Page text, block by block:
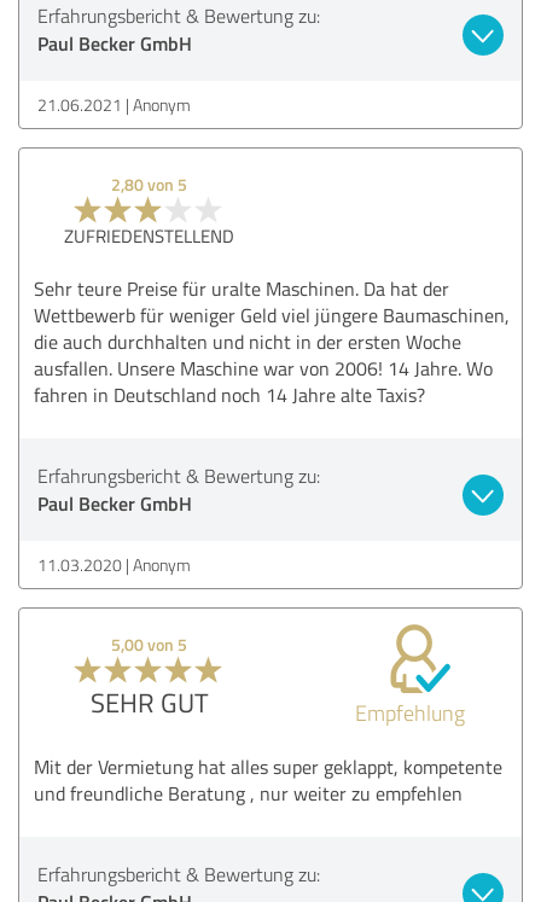
Erfahrungsbericht & Bewertung zu:
Paul Becker GmbH
21.06.2021 Anonym
2,80 von 5
ZUFRIEDENSTELLEND
Sehr teure Preise für uralte Maschinen. Da hat der
Wettbewerb für weniger Geld viel jüngere Baumaschinen,
die auch durchhalten und nicht in der ersten Woche
ausfallen. Unsere Maschine war von 2006! 14 Jahre. Wo
fahren in Deutschland noch 14 Jahre alte Taxis?
Erfahrungsbericht & Bewertung zu:
Paul Becker GmbH
11.03.2020 Anonym
5,00 von 5
SEHR GUT Empfehlung
Mit der Vermietung hat alles super geklappt, kompetente
und freundliche Beratung , nur weiter zu empfehlen
Erfahrungsbericht & Bewertung zu: